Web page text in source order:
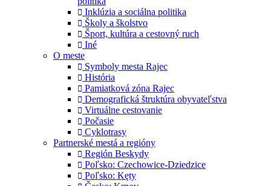
Inklúzia a sociálna politika
Školy a školstvo
Šport, kultúra a cestovný ruch
Iné
O meste
Symboly mesta Rajec
História
Pamiatková zóna Rajec
Demografická štruktúra obyvateľstva
Virtuálne cestovanie
Počasie
Cyklotrasy
Partnerské mestá a regióny
Región Beskydy
Poľsko: Czechowice-Dziedzice
Poľsko: Kęty